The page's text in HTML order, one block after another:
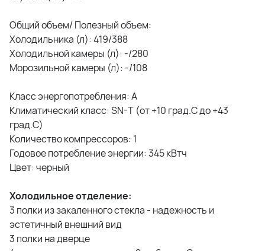
Общий объем/ Полезный объем:
Холодильника (л): 419/388
Холодильной камеры (л): -/280
Морозильной камеры (л): -/108
Класс энергопотребления: A
Климатический класс: SN-T (от +10 град.С до +43
град.С)
Количество компрессоров: 1
Годовое потребление энергии: 345 кВтч
Цвет: черный
Холодильное отделение:
3 полки из закаленного стекла - надежность и
эстетичный внешний вид
3 полки на дверце